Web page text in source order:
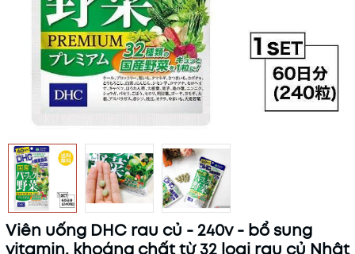
Viên uống DHC rau củ - 240v - bổ sung
vitamin, khoáng chất từ 32 loại rau củ Nhật